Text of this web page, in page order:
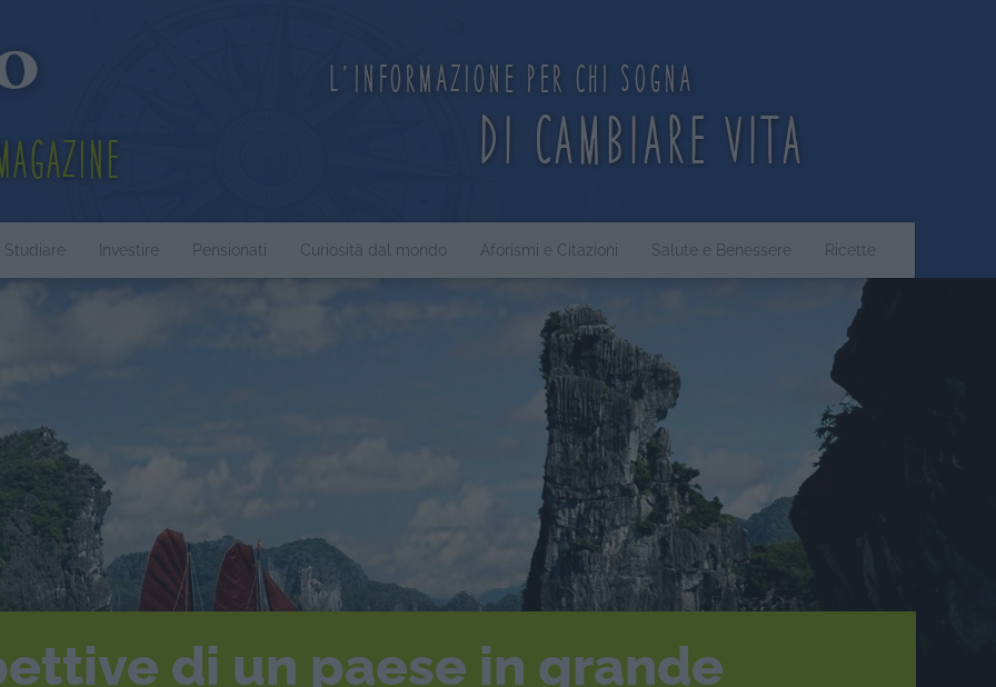
L'informazione per chi sogna
di cambiare vita
Studiare Investire Pensionati Curiosità dal mondo Aforismi e Citazioni Salute e Benessere Ricette
di un paese in grande